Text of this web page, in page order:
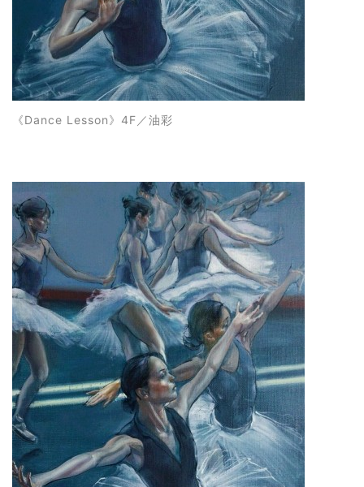
《Dance Lesson》4F ／油彩